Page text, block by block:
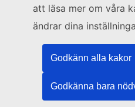
att läsa mer om våra
ändrar dina
Godkänn alla kakor
Godkänna bara